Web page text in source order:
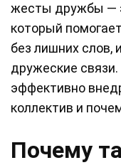
жесты дружбы —
который
без лишних слов,
дружеские связи.
эффективно
коллектив и
Почему